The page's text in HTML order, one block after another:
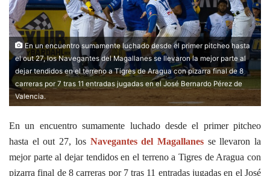
En un encuentro sumamente luchado desde el primer pitcheo hasta
el out 27, los Navegantes del Magallanes se llevaron la mejor parte al
dejar tendidos en el terreno a Tigres de Aragua con pizarra final de 8
carreras por 7 tras 11 entradas jugadas en el José Bernardo Pérez de
Valencia.
En un encuentro sumamente luchado desde el primer pitcheo
hasta el out 27, los Navegantes del Magallanesse llevaron la
mejor parte al dejar tendidos en el terreno a Tigres de Aragua con
pizarrafinal de 8 carreras por 7 tras 11 entradas jugadas en el José